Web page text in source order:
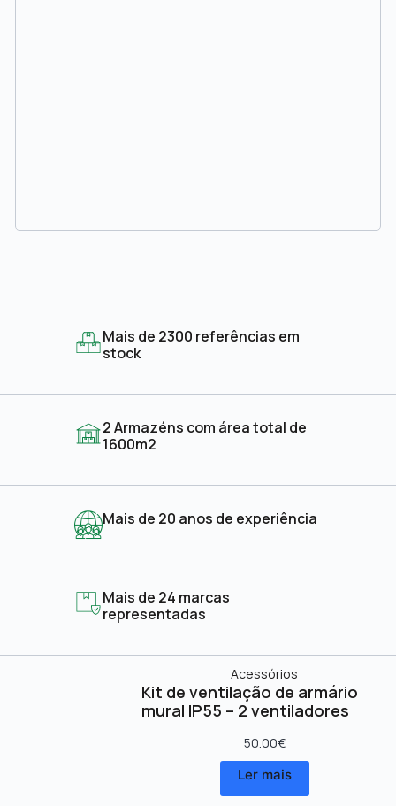
Mais de 2300 referências em
stock
2 Armazéns com área total de
1600m2
Mais de 20 anos de experiência
Mais de 24 marcas
representadas
Acessórios
Kit de ventilação de armário
mural IP55 – 2 ventiladores
50.00€
Ler mais